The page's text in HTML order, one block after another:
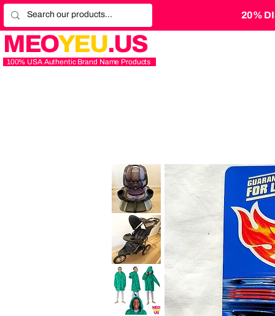
20%
MEOYEU.US
100% USA Authentic Brand Name Products
Extend2Fit
Platinum
in-
1
10
Years
Convertible
Car
Seat
Child
Purpl
Baby
Trend
Expedition
Jogger
Travel
System
Stroller